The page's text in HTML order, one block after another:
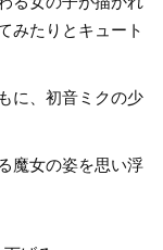
みたりとキュート
に、初音ミクの少
魔女の姿を思い浮